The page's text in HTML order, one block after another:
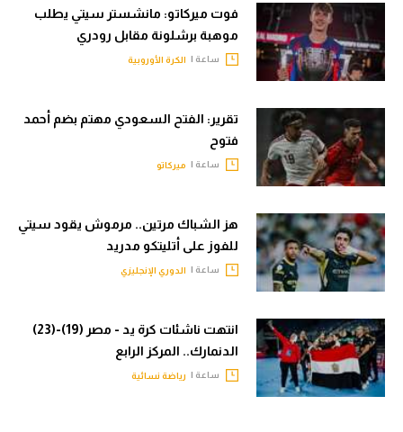
فوت ميركاتو: مانشستر سيتي يطلب
موهبة برشلونة مقابل رودري
ساعة | الكرة الأوروبية
تقرير: الفتح السعودي مهتم بضم أحمد
فتوح
ساعة | ميركاتو
هز الشباك مرتين.. مرموش يقود سيتي
للفوز على أتليتكو مدريد
ساعة | الدوري الإنجليزي
انتهت ناشئات كرة يد - مصر (19)-(23)
الدنمارك.. المركز الرابع
ساعة | رياضة نسائية